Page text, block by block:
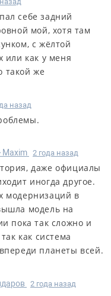
себе задний
мой, хотя там
с жёлтой
или как у меня
такой же
назад
Maxim 2 года назад
даже официалы
иногда другое.
модернизаций в
модель на
пока так сложно и
как система
планеты всей.
2 года назад